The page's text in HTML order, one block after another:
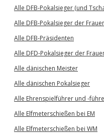
Alle DFB-Pokalsieger (und
Alle DFB-Pokalsieger der
Alle DFB-Präsidenten
Alle DFD-Pokalsieger der
Alle dänischen Meister
Alle dänischen Pokalsieger
Alle Ehrenspielführer und -
Alle Elfmeterschießen bei EM
Alle Elfmeterschießen bei WM